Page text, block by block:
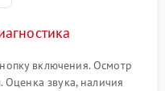
включения. Осмотр
звука, наличия